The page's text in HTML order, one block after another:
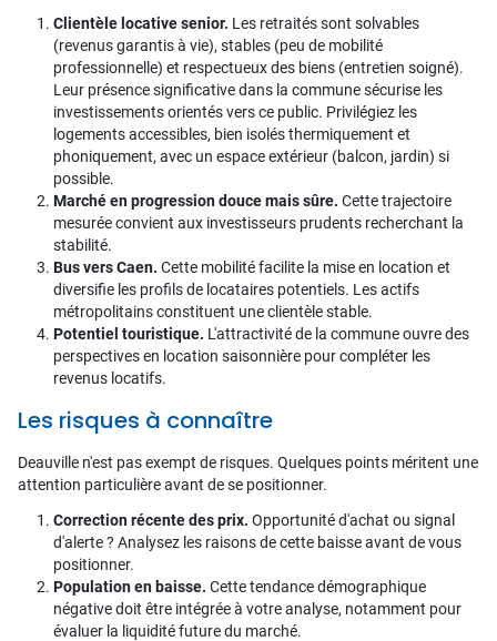
Clientèle locative senior. Les retraités sont solvables
(revenus garantis à vie), stables (peu de mobilité
professionnelle) et respectueux des biens (entretien soigné).
Leur présence significative dans la commune sécurise les
investissements orientés vers ce public. Privilégiez les
logements accessibles, bien isolés thermiquement et
phoniquement, avec un espace extérieur (balcon, jardin) si
possible.
Marché en progression douce mais sûre. Cette trajectoire
mesurée convient aux investisseurs prudents recherchant la
stabilité.
Bus vers Caen. Cette mobilité facilite la mise en location et
diversifie les profils de locataires potentiels. Les actifs
métropolitains constituent une clientèle stable.
Potentiel touristique. L'attractivité de la commune ouvre des
perspectives en location saisonnière pour compléter les
revenus locatifs.
Les risques à connaître
Deauville n'est pas exempt de risques. Quelques points méritent une
attention particulière avant de se positionner.
Correction récente des prix. Opportunité d'achat ou signal
d'alerte ? Analysez les raisons de cette baisse avant de vous
positionner.
Population en baisse. Cette tendance démographique
négative doit être intégrée à votre analyse, notamment pour
évaluer la liquidité future du marché.